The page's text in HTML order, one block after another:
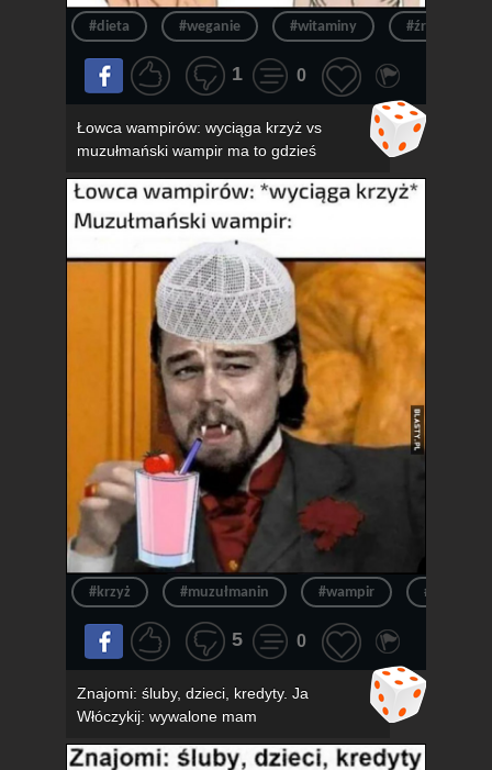
#dieta #weganie #witaminy #źródło
1 0
Łowca wampirów: wyciąga krzyż vs
muzułmański wampir ma to gdzieś
#krzyż #muzułmanin #wampir
5 0
Znajomi: śluby, dzieci, kredyty. Ja
Włóczykij: wywalone mam